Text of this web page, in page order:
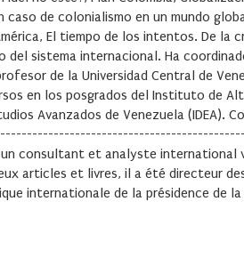
caso de colonialismo en un mundo
El tiempo de los intentos. De la
del sistema internacional. Ha
de la Universidad Central de
en los posgrados del Instituto de
Avanzados de Venezuela
consultant et analyste international
articles et livres, il a été directeur
internationale de la présidence de